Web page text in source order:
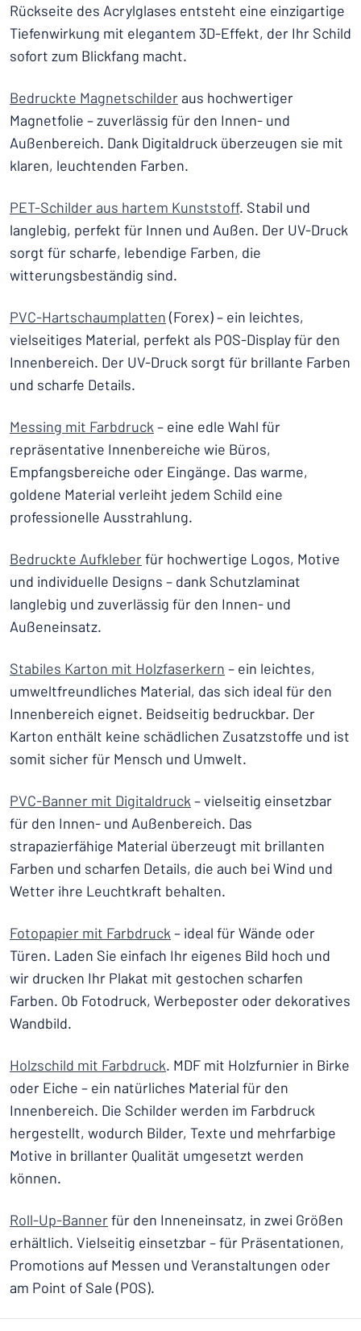
Rückseite des Acrylglases entsteht eine einzigartige
Tiefenwirkung mit elegantem 3D-Effekt, der Ihr Schild
sofort zum Blickfang macht.
Bedruckte Magnetschilderaus hochwertiger
Magnetfolie – zuverlässig für den Innen- und
Außenbereich. Dank Digitaldruck überzeugen sie mit
klaren, leuchtenden Farben.
PET-Schilder aus hartem Kunststoff. Stabil und
langlebig, perfekt für Innen und Außen. Der UV-Druck
sorgt für scharfe, lebendige Farben, die
witterungsbeständig sind.
PVC-Hartschaumplatten (Forex) – ein leichtes,
vielseitiges Material, perfekt als POS-Display für den
Innenbereich. Der UV-Druck sorgt für brillante Farben
und scharfe Details.
Messing mit Farbdruck – eine edle Wahl für
repräsentative Innenbereiche wie Büros,
Empfangsbereiche oder Eingänge. Das warme,
goldene Material verleiht jedem Schild eine
professionelle Ausstrahlung.
Bedruckte Aufkleberfür hochwertige Logos, Motive
und individuelle Designs – dank Schutzlaminat
langlebig und zuverlässig für den Innen- und
Außeneinsatz.
Stabiles Karton mit Holzfaserkern – ein leichtes,
umweltfreundliches Material, das sich ideal für den
Innenbereich eignet. Beidseitig bedruckbar. Der
Karton enthält keine schädlichen Zusatzstoffe und ist
somit sicher für Mensch und Umwelt.
PVC-Banner mit Digitaldruck – vielseitig einsetzbar
für den Innen- und Außenbereich. Das
strapazierfähige Material überzeugt mit brillanten
Farben und scharfen Details, die auch bei Wind und
Wetter ihre Leuchtkraft behalten.
Fotopapier mit Farbdruck – ideal für Wände oder
Türen. Laden Sie einfach Ihr eigenes Bild hoch und
wir drucken Ihr Plakat mit gestochen scharfen
Farben. Ob Fotodruck, Werbeposter oder dekoratives
Wandbild.
Holzschild mit Farbdruck. MDF mit Holzfurnier in Birke
oder Eiche – ein natürliches Material für den
Innenbereich. Die Schilder werden im Farbdruck
hergestellt, wodurch Bilder, Texte und mehrfarbige
Motive in brillanter Qualität umgesetzt werden
können.
Roll-Up-Bannerfür den Inneneinsatz, in zwei Größen
erhältlich. Vielseitig einsetzbar – für Präsentationen,
Promotions auf Messen und Veranstaltungen oder
am Point of Sale (POS).